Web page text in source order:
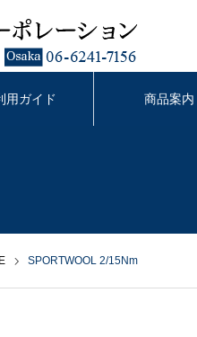
用ガイド 商品案内
SPORTWOOL 2/15Nm